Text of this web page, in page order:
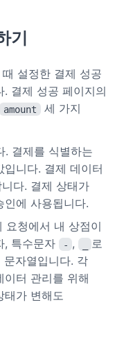
기
설정한 결제 성공
. 결제 성공 페이지의
amount 세 가지
. 결제를 식별하는
니다. 결제 데이터
다. 결제 상태가
인에 사용됩니다.
요청에서 내 상점이
, 특수문자
- ,
로
자열입니다. 각
이터 관리를 위해
태가 변해도